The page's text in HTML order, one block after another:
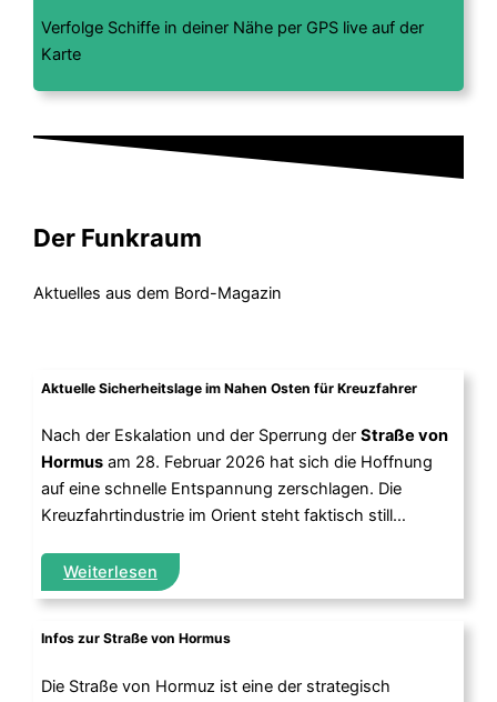
Verfolge Schiffe in deiner Nähe per GPS live auf der
Karte
Der Funkraum
Aktuelles aus dem Bord-Magazin
Aktuelle Sicherheitslage im Nahen Osten für Kreuzfahrer
Nach der Eskalation und der Sperrung der Straße von
Hormusam 28. Februar 2026 hat sich die Hoffnung
auf eine schnelle Entspannung zerschlagen. Die
Kreuzfahrtindustrie im Orient steht faktisch still…
Weiterlesen
Infos zur Straße von Hormus
Die Straße von Hormuz ist eine der strategisch